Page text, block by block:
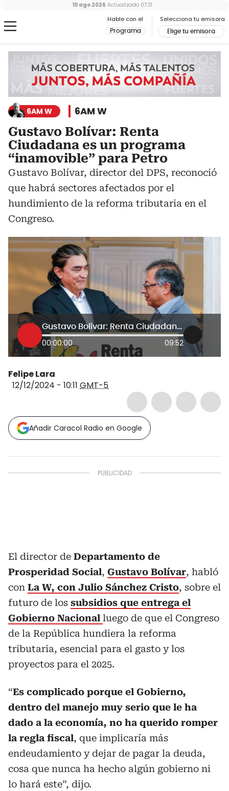
Hable con el
Programa
Selecciona tu emisora
Elige tu emisora
10 ago 2026 Actualizado 07:31
6AM W 6AM W
Gustavo Bolívar: Renta
Ciudadana es un programa
“inamovible” para Petro
Gustavo Bolívar, director del DPS, reconoció
que habrá sectores afectados por el
hundimiento de la reforma tributaria en el
Congreso.
Gustavo Bolívar: Renta Ciudadana es un programa “inamovible” para Petro
00:00:00 09:52
Felipe Lara
12/12/2024 - 10:11 GMT-5
Añadir Caracol Radio en Google
El director de Departamento de
Prosperidad Social, Gustavo Bolívar, habló
con La W, con Julio Sánchez Cristo, sobre el
futuro de los subsidios que entrega el
Gobierno Nacional luego de que el Congreso
de la República hundiera la reforma
tributaria, esencial para el gasto y los
proyectos para el 2025.
“Es complicado porque el Gobierno,
dentro del manejo muy serio que le ha
dado a la economía, no ha querido romper
la regla fiscal, que implicaría más
endeudamiento y dejar de pagar la deuda,
cosa que nunca ha hecho algún gobierno ni
lo hará este”, dijo.